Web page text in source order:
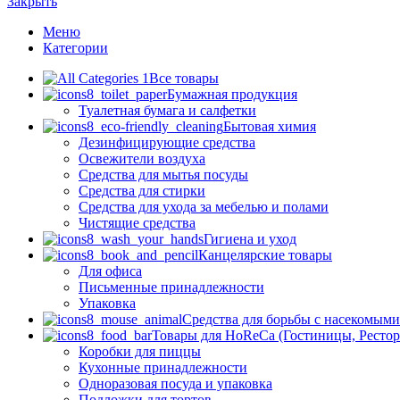
Меню
Категории
Все товары
Бумажная продукция
Туалетная бумага и салфетки
Бытовая химия
Дезинфицирующие средства
Освежители воздуха
Средства для мытья посуды
Средства для стирки
Средства для ухода за мебелью и полами
Чистящие средства
Гигиена и уход
Канцелярские товары
Для офиса
Письменные принадлежности
Упаковка
Средства для борьбы с
Товары для HoReCa (Гостиницы,
Коробки для пиццы
Кухонные принадлежности
Одноразовая посуда и упаковка